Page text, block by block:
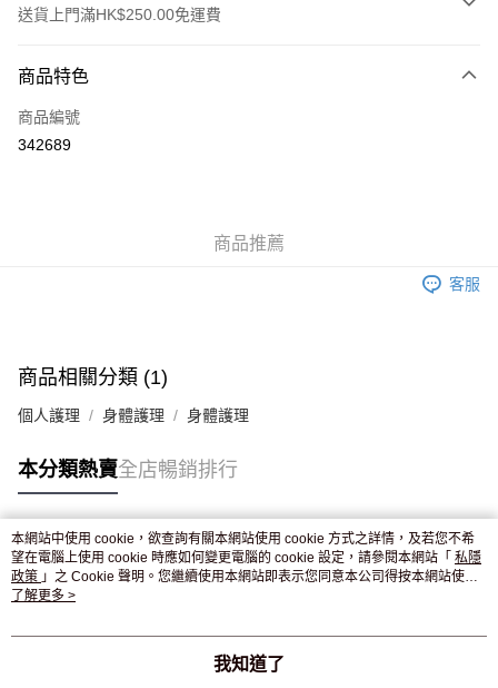
送貨上門滿HK$250.00免運費
信用卡
Apple Pay
付款後門市自取，訂單確認後2-4個工作天到店，7天內取。逾期後
商品特色
商品編號
342689
商品推薦
客服
商品相關分類 (1)
個人護理 身體護理 身體護理
本分類熱賣全店暢銷排行
熱門標籤
熱銷排行
本網站中使用 cookie，欲查詢有關本網站使用 cookie 方式之詳情，及若您不希
望在電腦上使用 cookie 時應如何變更電腦的 cookie 設定，請參閱本網站「 私隱
政策 」之 Cookie 聲明。您繼續使用本網站即表示您同意本公司得按本網站使用
條款之 Cookie 聲明使用 cookie。
了解更多 >
我知道了